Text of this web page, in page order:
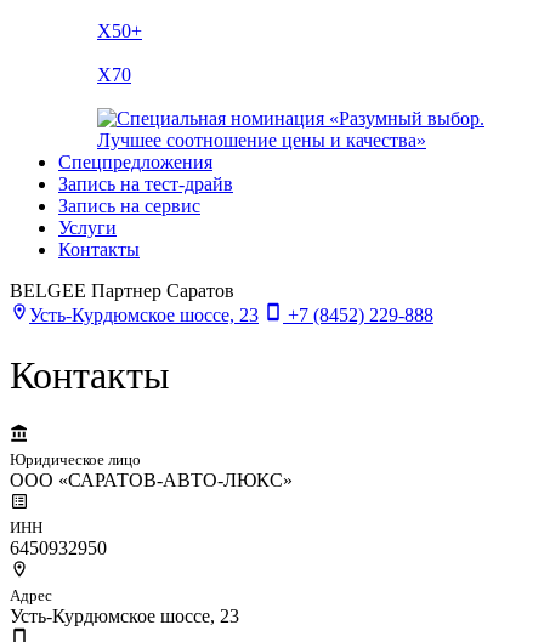
X50+
X70
Спецпредложения
Запись на тест-драйв
Запись на сервис
Услуги
Контакты
BELGEE Партнер Саратов
Усть-Курдюмское шоссе, 23
+7 (8452) 229-888
Контакты
Юридическое лицо
ООО «САРАТОВ-АВТО-ЛЮКС»
ИНН
6450932950
Адрес
Усть-Курдюмское шоссе, 23